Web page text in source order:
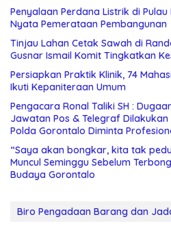
Penyalaan Perdana Listrik di
Nyata Pemerataan Pembangunan
Tinjau Lahan Cetak Sawah di
Gusnar Ismail Komit Tingkatkan
Persiapkan Praktik Klinik, 74
Ikuti Kepaniteraan Umum
Pengacara Ronal Taliki SH :
Jawatan Pos & Telegraf Dilakukan Terstruktur dan Sistimatis.
Polda Gorontalo Diminta
“Saya akan bongkar, kita tak
Muncul Seminggu Sebelum
Budaya Gorontalo
Biro Pengadaan Barang dan